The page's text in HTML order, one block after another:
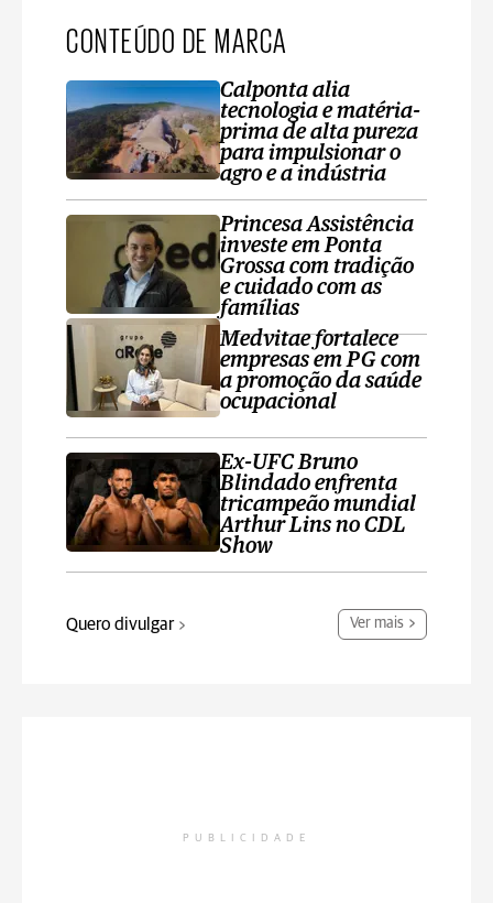
CONTEÚDO DE MARCA
Calponta alia
tecnologia e matéria-
prima de alta pureza
para impulsionar o
agro e a indústria
Princesa Assistência
investe em Ponta
Grossa com tradição
e cuidado com as
famílias
Medvitae fortalece
empresas em PG com
a promoção da saúde
ocupacional
Ex-UFC Bruno
Blindado enfrenta
tricampeão mundial
Arthur Lins no CDL
Show
Quero divulgar Ver mais
PUBLICIDADE